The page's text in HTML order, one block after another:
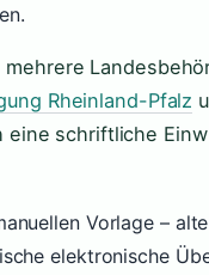
Rheinland-Pfalz
eine schriftliche
Vorlage –
elektronische